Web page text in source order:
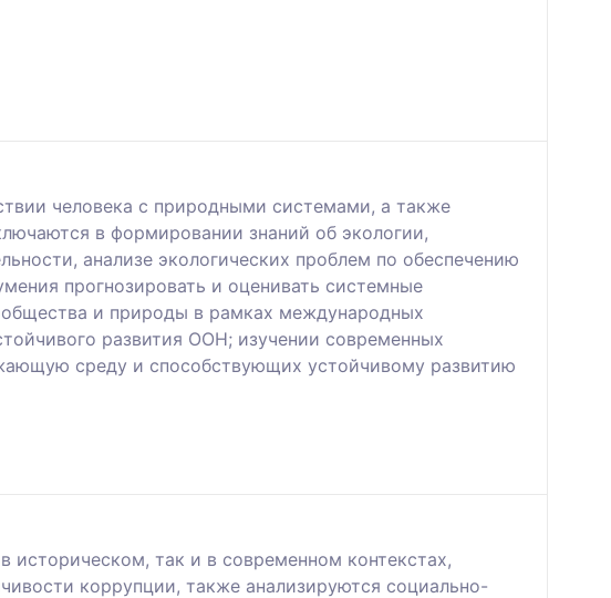
человека с природными системами, а также
в формировании знаний об экологии,
анализе экологических проблем по обеспечению
прогнозировать и оценивать системные
и природы в рамках международных
развития ООН; изучении современных
среду и способствующих устойчивому развитию
так и в современном контекстах,
коррупции, также анализируются социально-